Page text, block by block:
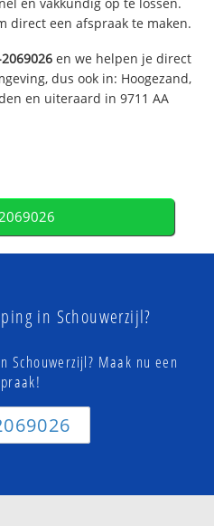
en vakkundig op te lossen.
direct een afspraak te maken.
en we helpen je direct
dus ook in: Hoogezand,
en uiteraard in 9711 AA
in Schouwerzijl?
Schouwerzijl? Maak nu een